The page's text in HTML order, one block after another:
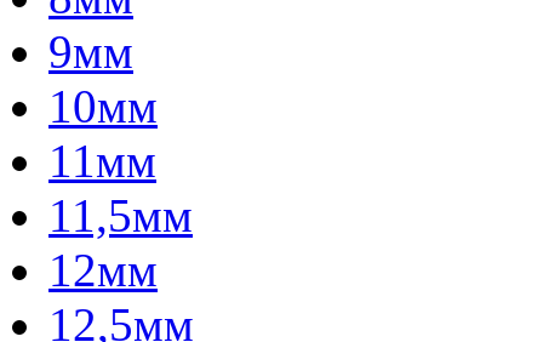
9мм
10мм
11мм
11,5мм
12мм
12,5мм